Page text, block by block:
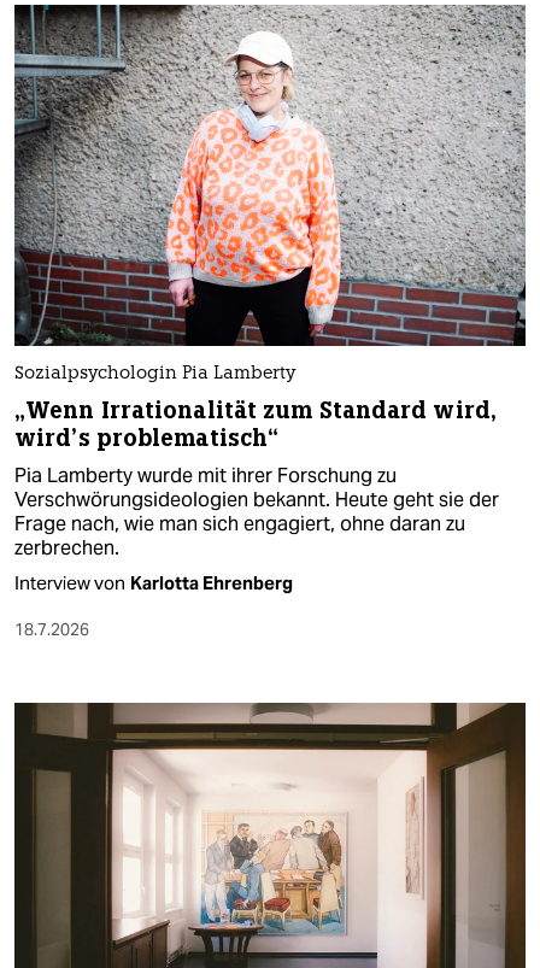
Sozialpsychologin Pia Lamberty
„Wenn Irrationalität zum Standard wird,
wird’s problematisch“
Pia Lamberty wurde mit ihrer Forschung zu
Verschwörungsideologien bekannt. Heute geht sie der
Frage nach, wie man sich engagiert, ohne daran zu
zerbrechen.
Interview von Karlotta Ehrenberg
18.7.2026